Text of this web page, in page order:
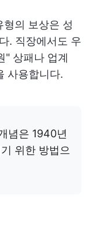
형의 보상은 성
. 직장에서도 우
" 상패나 업계
사용합니다.
념은 1940년
위한 방법으